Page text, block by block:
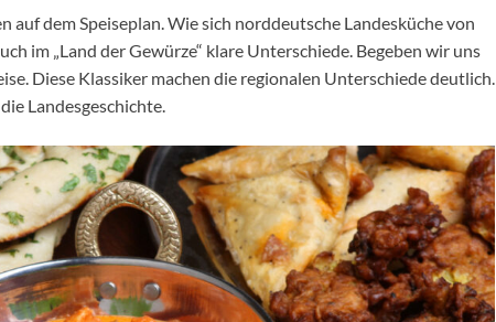
dem Speiseplan. Wie sich norddeutsche Landesküche von
im „Land der Gewürze“ klare Unterschiede. Begeben wir uns
Diese Klassiker machen die regionalen Unterschiede deutlich.
Landesgeschichte.